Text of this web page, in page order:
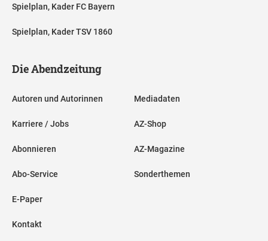
Spielplan, Kader FC Bayern
Spielplan, Kader TSV 1860
Die Abendzeitung
Autoren und Autorinnen
Karriere / Jobs
Abonnieren
Abo-Service
E-Paper
Kontakt
Mediadaten
AZ-Shop
AZ-Magazine
Sonderthemen